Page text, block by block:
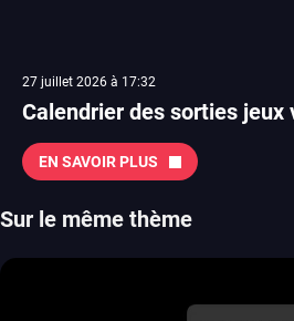
27 juillet 2026 à 17:32
Calendrier des sorties jeux
EN SAVOIR PLUS
Sur le même thème